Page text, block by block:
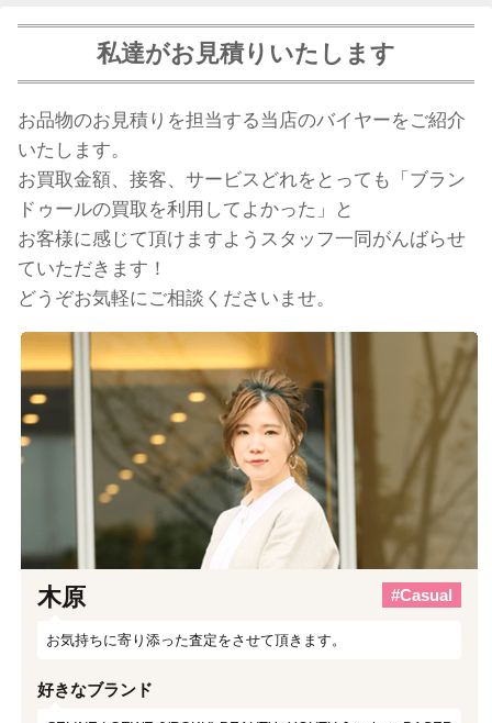
私達がお見積りいたします
お品物のお見積りを担当する当店のバイヤーをご紹介
いたします。
お買取金額、接客、サービスどれをとっても「ブラン
ドゥールの買取を利用してよかった」と
お客様に感じて頂けますようスタッフ一同がんばらせ
ていただきます！
どうぞお気軽にご相談くださいませ。
木原 #Casual
お気持ちに寄り添った査定をさせて頂きます。
好きなブランド